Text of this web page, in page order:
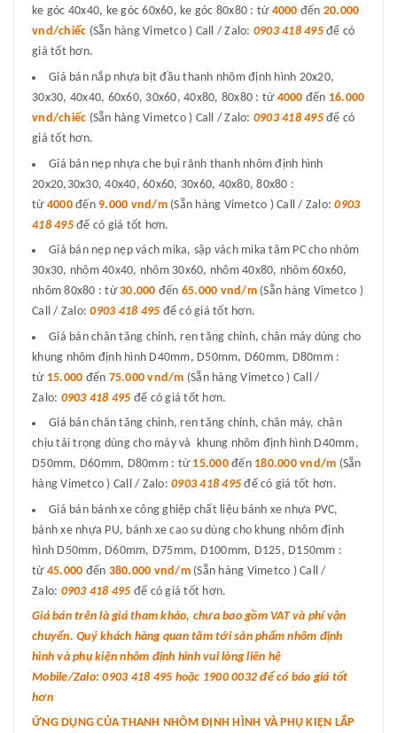
ke góc 40x40, ke góc 60x60, ke góc 80x80 : từ 4000 đến 20.000
vnd/chiếc (Sẵn hàng Vimetco ) Call / Zalo: 0903 418 495để có
giá tốt hơn.
Giá bán nắp nhựa bịt đầu thanh nhôm định hình 20x20,
30x30, 40x40, 60x60, 30x60, 40x80, 80x80 : từ 4000 đến 16.000
vnd/chiếc (Sẵn hàng Vimetco ) Call / Zalo: 0903 418 495để có
giá tốt hơn.
Giá bán nẹp nhựa che bụi rãnh thanh nhôm định hình
20x20,30x30, 40x40, 60x60, 30x60, 40x80, 80x80 :
từ 4000đến 9.000 vnd/m(Sẵn hàng Vimetco ) Call / Zalo:0903
418 495để có giá tốt hơn.
Giá bán nẹp nẹp vách mika, sập vách mika tâm PC cho nhôm
30x30, nhôm 40x40, nhôm 30x60, nhôm 40x80, nhôm 60x60,
nhôm 80x80 : từ30.000 đến 65.000 vnd/m(Sẵn hàng Vimetco )
Call / Zalo:0903 418 495 để có giá tốt hơn.
Giá bán chân tăng chỉnh, ren tăng chỉnh, chân máy dùng cho
khung nhôm định hình D40mm, D50mm, D60mm, D80mm :
từ 15.000 đến 75.000 vnd/m (Sẵn hàng Vimetco ) Call /
Zalo: 0903 418 495 để có giá tốt hơn.
Giá bán chân tăng chỉnh, ren tăng chỉnh, chân máy, chân
chịu tải trọng dùng cho máy và khung nhôm định hình D40mm,
D50mm, D60mm, D80mm : từ 15.000đến 180.000 vnd/m (Sẵn
hàng Vimetco ) Call / Zalo: 0903 418 495 để có giá tốt hơn.
Giá bán bánh xe công ghiệp chất liệu bánh xe nhựa PVC,
bánh xe nhựa PU, bánh xe cao su dùng cho khung nhôm định
hình D50mm, D60mm, D75mm, D100mm, D125, D150mm :
từ 45.000 đến 380.000 vnd/m(Sẵn hàng Vimetco ) Call /
Zalo: 0903 418 495 để có giá tốt hơn.
Giá bán trên là giá tham khảo, chưa bao gồm VAT và phí vận
chuyển. Quý khách hàng quan tâm tới sản phẩm nhôm định
hình và phụ kiện nhôm định hình vui lòng liên hệ
Mobile/Zalo: 0903 418 495 hoặc 1900 0032 để có báo giá tốt
hơn
ỨNG DỤNG CỦA THANH NHÔM ĐỊNH HÌNH VÀ PHỤ KIỆN LẮP